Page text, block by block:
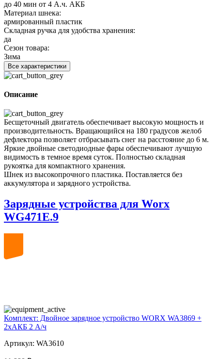
до 40 мин от 4 А.ч. АКБ
Материал шнека:
армированный пластик
Складная ручка для удобства хранения:
да
Сезон товара:
Зима
Все характеристики
Описание
Бесщеточный двигатель обеспечивает высокую мощность и
производительность. Вращающийся на 180 градусов желоб
дефлектора позволяет отбрасывать снег на расстояние до 6 м.
Яркие двойные светодиодные фары обеспечивают лучшую
видимость в темное время суток. Полностью складная
рукоятка для компактного хранения.
Шнек из высокопрочного пластика. Поставляется без
аккумулятора и зарядного устройства.
Зарядные устройства для Worx
WG471E.9
Комплект: Двойное зарядное устройство WORX WA3869 +
2xАКБ 2 А/ч
Артикул: WA3610